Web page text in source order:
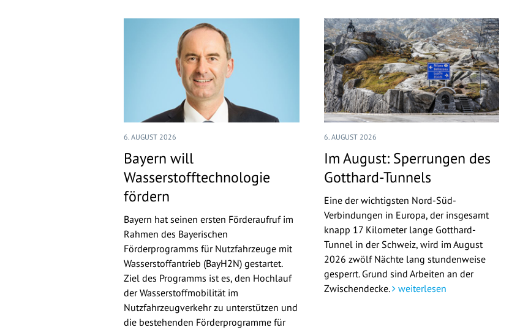
6. AUGUST 2026
Bayern will
Wasserstofftechnologie
fördern
Bayern hat seinen ersten Förderaufruf im
Rahmen des Bayerischen
Förderprogramms für Nutzfahrzeuge mit
Wasserstoffantrieb (BayH2N) gestartet.
Ziel des Programms ist es, den Hochlauf
der Wasserstoffmobilität im
Nutzfahrzeugverkehr zu unterstützen und
die bestehenden Förderprogramme für
6. AUGUST 2026
Im August: Sperrungen des
Gotthard-Tunnels
Eine der wichtigsten Nord-Süd-
Verbindungen in Europa, der insgesamt
knapp 17 Kilometer lange Gotthard-
Tunnel in der Schweiz, wird im August
2026 zwölf Nächte lang stundenweise
gesperrt. Grund sind Arbeiten an der
Zwischendecke. weiterlesen